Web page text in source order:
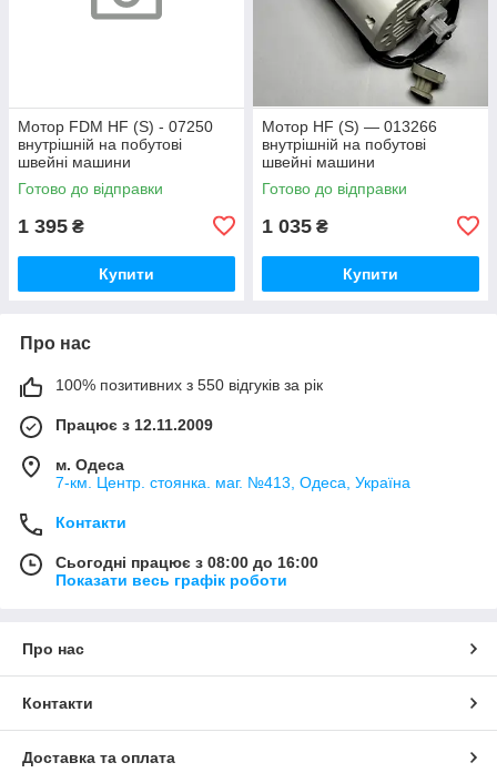
Мотор FDM HF (S) - 07250
внутрішній на побутові
швейні машини
Готово до відправки
1 395 ₴
Купити
Мотор HF (S) — 013266
внутрішній на побутові
швейні машини
Готово до відправки
1 035 ₴
Купити
Про нас
100% позитивних з 550 відгуків за рік
Працює з 12.11.2009
м. Одеса
7-км. Центр. стоянка. маг. №413, Одеса, Україна
Контакти
Сьогодні працює з 08:00 до 16:00
Показати весь графік роботи
Про нас
Контакти
Доставка та оплата